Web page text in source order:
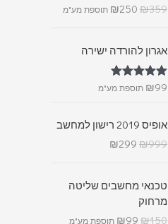
₪359
₪250 תוספת מע"מ
אגרון להורדה ישירה
דורג5.00₪99 תוספת מע"מ
אופיס 2019 רישון למחשב
₪999
₪299
טכנאי מחשבים שליטה
מרחוק
₪150
₪99 תוספת מע"מ